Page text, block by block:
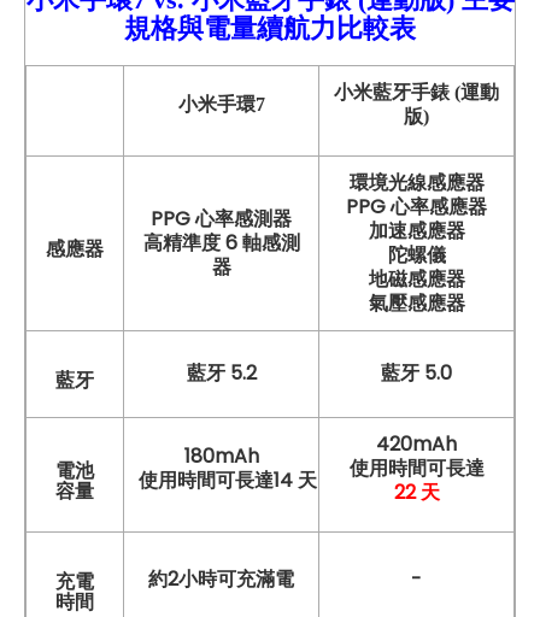
規格與電量續航力比較表
小米手環7
小米藍牙手錶 (運動
版)
感應器
PPG 心率感測器
高精準度 6 軸感測
器
環境光線感應器
PPG 心率感應器
加速感應器
陀螺儀
地磁感應器
氣壓感應器
藍牙 藍牙 5.2 藍牙 5.0
電池
容量
180mAh
使用時間可長達14 天
420mAh
使用時間可長達
22 天
充電
時間
約2小時可充滿電 -